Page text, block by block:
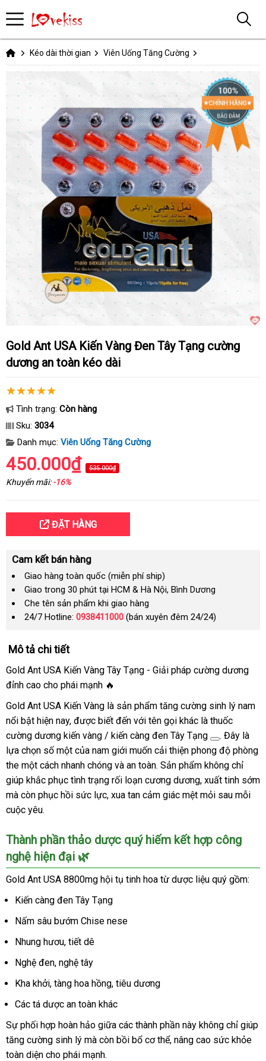
Kéo dài thời gian Viên Uống Tăng Cường
Gold Ant USA Kiến Vàng Đen Tây Tạng cường
dương an toàn kéo dài
Tình trạng: Còn hàng
Sku: 3034
Danh mục: Viên Uống Tăng Cường
450.000₫ 535.000₫
Khuyến mãi:-16%
ĐẶT HÀNG
Cam kết bán hàng
Giao hàng toàn quốc (miễn phí ship)
Giao trong 30 phút tại HCM & Hà Nội, Bình Dương
Che tên sản phẩm khi giao hàng
24/7 Hotline: 0938411000 (bán xuyên đêm 24/24)
Mô tả chi tiết
Gold Ant USA Kiến Vàng Tây Tạng - Giải pháp cường dương
đỉnh cao cho phái mạnh 🔥
Gold Ant USA Kiến Vàng là sản phẩm tăng cường sinh lý nam
nổi bật hiện nay, được biết đến với tên gọi khác là thuốc
cường dương kiến vàng / kiến càng đen Tây Tạng
. Đây là
lựa chọn số một của nam giới muốn cải thiện phong độ phòng
the một cách nhanh chóng và an toàn. Sản phẩm không chỉ
giúp khắc phục tình trạng rối loạn cương dương, xuất tinh sớm
mà còn phục hồi sức lực, xua tan cảm giác mệt mỏi sau mỗi
cuộc yêu.
Thành phần thảo dược quý hiếm kết hợp công
nghệ hiện đại 🌿
Gold Ant USA 8800mg hội tụ tinh hoa từ dược liệu quý gồm:
Kiến càng đen Tây Tạng
Nấm sâu bướm Chise nese
Nhung hươu, tiết dê
Nghệ đen, nghệ tây
Kha khởi, tàng hoa hồng, tiêu dương
Các tá dược an toàn khác
Sự phối hợp hoàn hảo giữa các thành phần này không chỉ giúp
tăng cường sinh lý mà còn bồi bổ cơ thể, nâng cao sức khỏe
toàn diện cho phái mạnh.